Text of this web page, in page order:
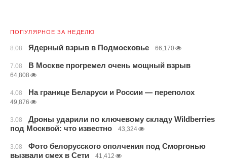
ПОПУЛЯРНОЕ ЗА НЕДЕЛЮ
8.08 Ядерный взрыв в Подмосковье 66,170
7.08 В Москве прогремел очень мощный взрыв
64,808
4.08 На границе Беларуси и России — переполох
49,876
3.08
Дроны ударили по ключевому складу Wildberries
под Москвой: что известно
43,324
3.08
Фото белорусского ополчения под Сморгонью
вызвали смех в Сети
41,412